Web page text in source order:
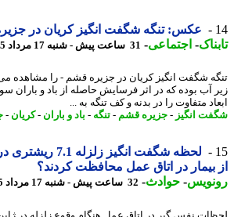
عکس: تنگه شگفت انگیز کریان در جزیره
-اجتماعی-31 ساعت پیش - شنبه 17 مرداد 1405، 06:35
شگفت انگیز کریان در جزیره قشم - را مشاهده می
آب بوده که در اثر فرسایش حاصله از باد و باران سوراخ
متفاوت را در بدنه و کف تنگه به ...
انگیز -جزیره قشم-تنگه -باد و باران- کریان-
لحظه شگفت انگیز زلزله
بیمار در اتاق عمل محافظت کردند؟
-حوادث -32 ساعت پیش - شنبه 17 مرداد 1405، 04:53